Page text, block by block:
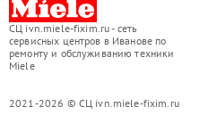
СЦ ivn.miele-fixim.ru - сеть
сервисных центров в Иванове по
ремонту и обслуживанию техники
Miele
2021-2026 © СЦ ivn.miele-fixim.ru